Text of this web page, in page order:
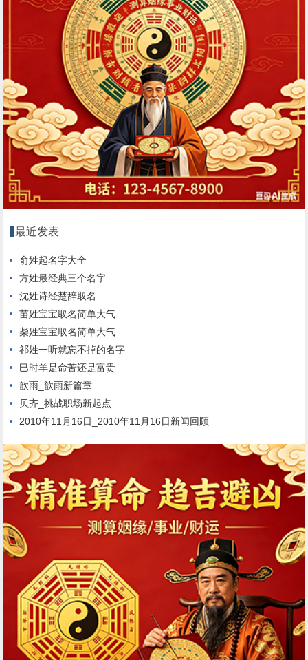
最近发表
俞姓起名字大全
方姓最经典三个名字
沈姓诗经楚辞取名
苗姓宝宝取名简单大气
柴姓宝宝取名简单大气
祁姓一听就忘不掉的名字
巳时羊是命苦还是富贵
歆雨_歆雨新篇章
贝齐_挑战职场新起点
2010年11月16日_2010年11月16日新闻回顾